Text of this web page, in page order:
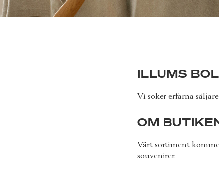
ILLUMS
Vi söker erfarna
OM
Vårt sortiment
souvenirer.